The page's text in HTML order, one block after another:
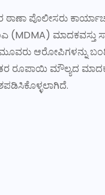
ಠಾಣಾ ಪೊಲೀಸರು
ಮಾದಕವಸ್ತು
ಆರೋಪಿಗಳನ್ನು
ರೂಪಾಯಿ ಮೌಲ್ಯದ ಮಾದಕ